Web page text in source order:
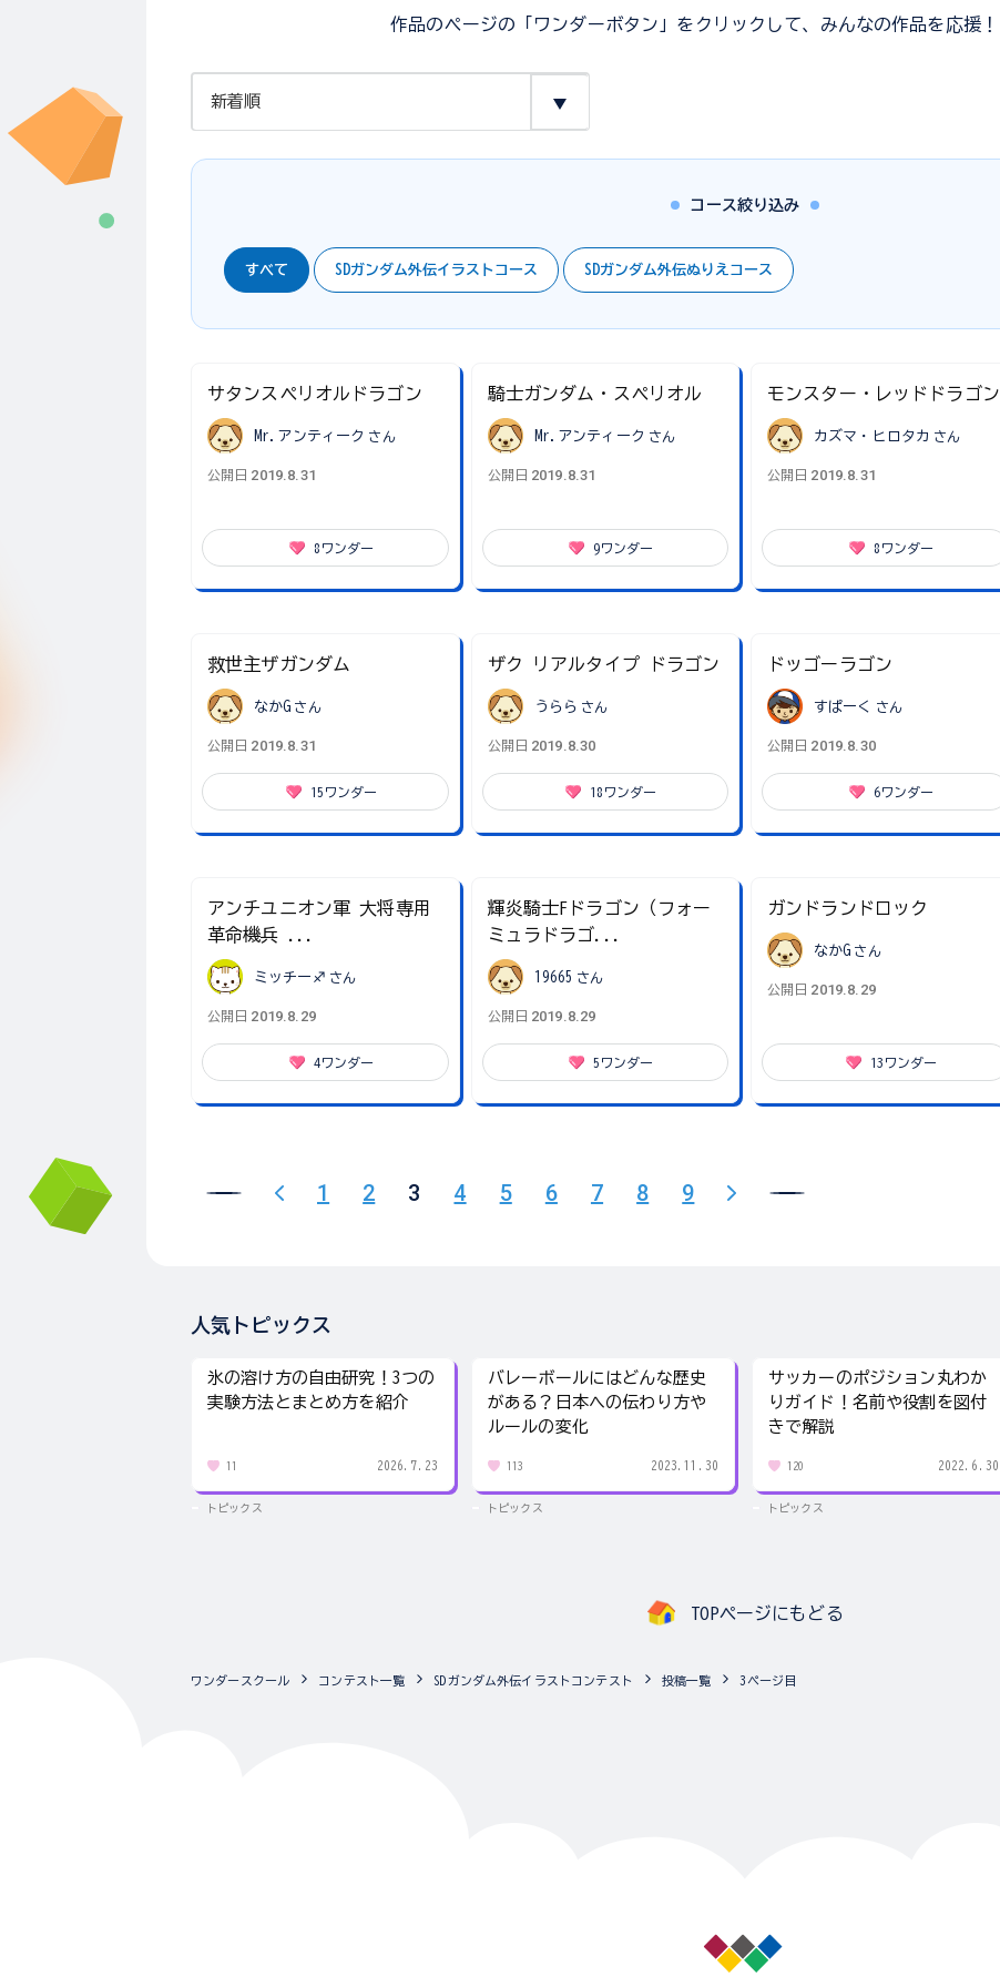
作品のページの「ワンダーボタン」をクリックして、みんなの作品を応援！
コース絞り込み
すべて SDガンダム外伝イラストコース SDガンダム外伝ぬりえコース
サタンスペリオルドラゴン
Mr.アンティーク さん
公開日 2019.8.31
8 ワンダー
騎士ガンダム・スペリオル
Mr.アンティーク さん
公開日 2019.8.31
9ワンダー
モンスター・レッドドラゴン
カズマ・ヒロタカ さん
公開日 2019.8.31
8 ワンダー
救世主ザガンダム
なかG さん
公開日 2019.8.31
15 ワンダー
ザク リアルタイプ ドラゴン
うらら さん
公開日 2019.8.30
18 ワンダー
ドッゴーラゴン
すぱーく さん
公開日 2019.8.30
6ワンダー
アンチユニオン軍 大将専用
革命機兵 ...
ミッチー♐ さん
公開日 2019.8.29
4ワンダー
輝炎騎士Fドラゴン（フォー
ミュラドラゴ...
19665 さん
公開日 2019.8.29
5 ワンダー
ガンドランドロック
なかG さん
公開日 2019.8.29
13 ワンダー
1 2 3 4 5 6 7 8 9
人気トピックス
氷の溶け方の自由研究！3つの
実験方法とまとめ方を紹介
11 2026.7.23
トピックス
バレーボールにはどんな歴史
がある？日本への伝わり方や
ルールの変化
113 2023.11.30
トピックス
サッカーのポジション丸わか
りガイド！名前や役割を図付
きで解説
120 2022.6.30
トピックス
TOPページにもどる
ワンダースクール コンテスト一覧 SDガンダム外伝イラストコンテスト 投稿一覧 3ページ目